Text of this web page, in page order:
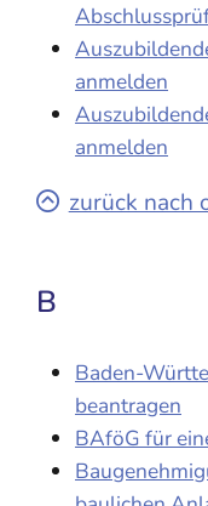
anmelden
anmelden
zurück nach
B
Baden-
beantragen
BAföG für